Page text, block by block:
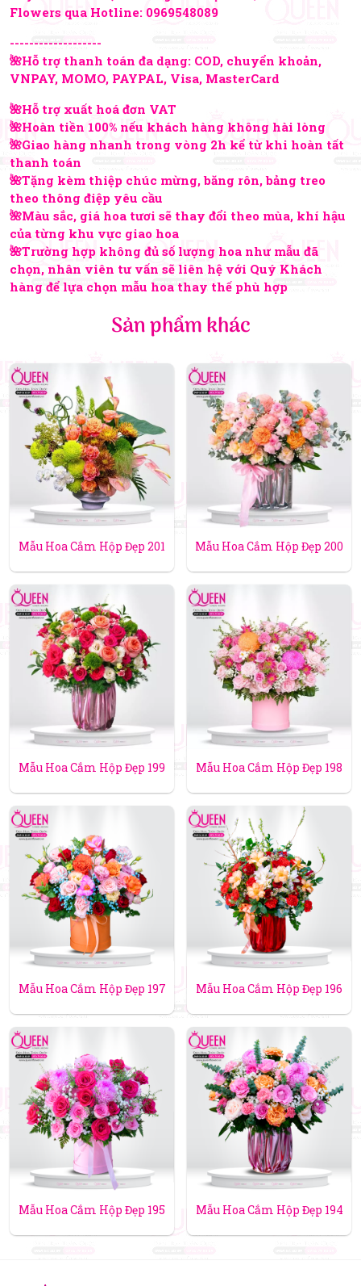
Flowers qua Hotline: 0969548089
-------------------
🌺Hỗ trợ thanh toán đa dạng: COD, chuyển khoản,
VNPAY, MOMO, PAYPAL, Visa, MasterCard
🌺Hỗ trợ xuất hoá đơn VAT
🌺Hoàn tiền 100% nếu khách hàng không hài lòng
🌺Giao hàng nhanh trong vòng 2h kể từ khi hoàn tất
thanh toán
🌺Tặng kèm thiệp chúc mừng, băng rôn, bảng treo
theo thông điệp yêu cầu
🌺Màu sắc, giá hoa tươi sẽ thay đổi theo mùa, khí hậu
của từng khu vực giao hoa
🌺Trường hợp không đủ số lượng hoa như mẫu đã
chọn, nhân viên tư vấn sẽ liên hệ với Quý Khách
hàng để lựa chọn mẫu hoa thay thế phù hợp
Sản phẩm khác
Mẫu Hoa Cắm Hộp Đẹp 201 Mẫu Hoa Cắm Hộp Đẹp 200
Mẫu Hoa Cắm Hộp Đẹp 199 Mẫu Hoa Cắm Hộp Đẹp 198
Mẫu Hoa Cắm Hộp Đẹp 197 Mẫu Hoa Cắm Hộp Đẹp 196
Mẫu Hoa Cắm Hộp Đẹp 195 Mẫu Hoa Cắm Hộp Đẹp 194